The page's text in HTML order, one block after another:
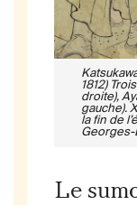
1812)
droite),
gauche).
la fin de
Georges-
Le